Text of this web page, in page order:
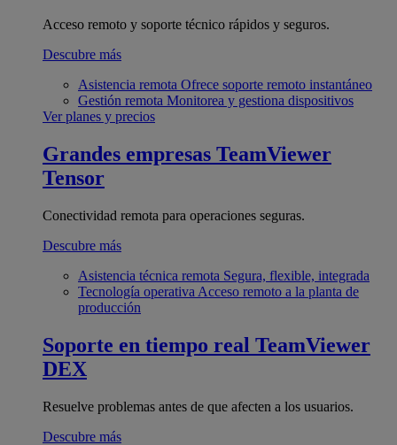
Acceso remoto y soporte técnico rápidos y seguros.
Descubre más
Asistencia remota Ofrece soporte remoto instantáneo
Gestión remota Monitorea y gestiona dispositivos
Ver planes y precios
Grandes empresas TeamViewer
Tensor
Conectividad remota para operaciones seguras.
Descubre más
Asistencia técnica remota Segura, flexible, integrada
Tecnología operativa Acceso remoto a la planta de
producción
Soporte en tiempo real TeamViewer
DEX
Resuelve problemas antes de que afecten a los usuarios.
Descubre más